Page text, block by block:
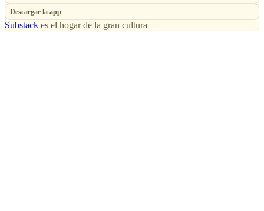
Descargar la app
Substack es el hogar de la gran cultura